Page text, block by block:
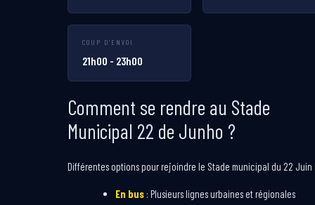
COUP D'ENVOI
21h00 - 23h00
Comment se rendre au Stade
Municipal 22 de Junho ?
Différentes options pour rejoindre le Stade municipal du 22 Juin
En bus: Plusieurs lignes urbaines et régionales